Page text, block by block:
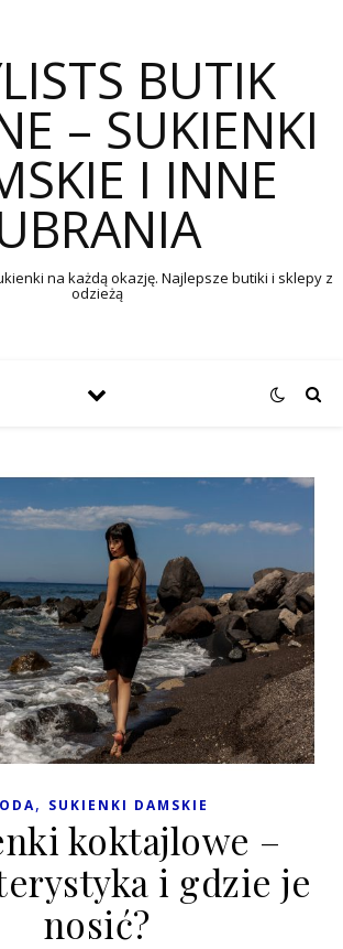
BUTIK
– SUKIENKI
I INNE
na każdą okazję. Najlepsze butiki i sklepy z
odzieżą
, SUKIENKI DAMSKIE
koktajlowe –
i gdzie je
nosić?